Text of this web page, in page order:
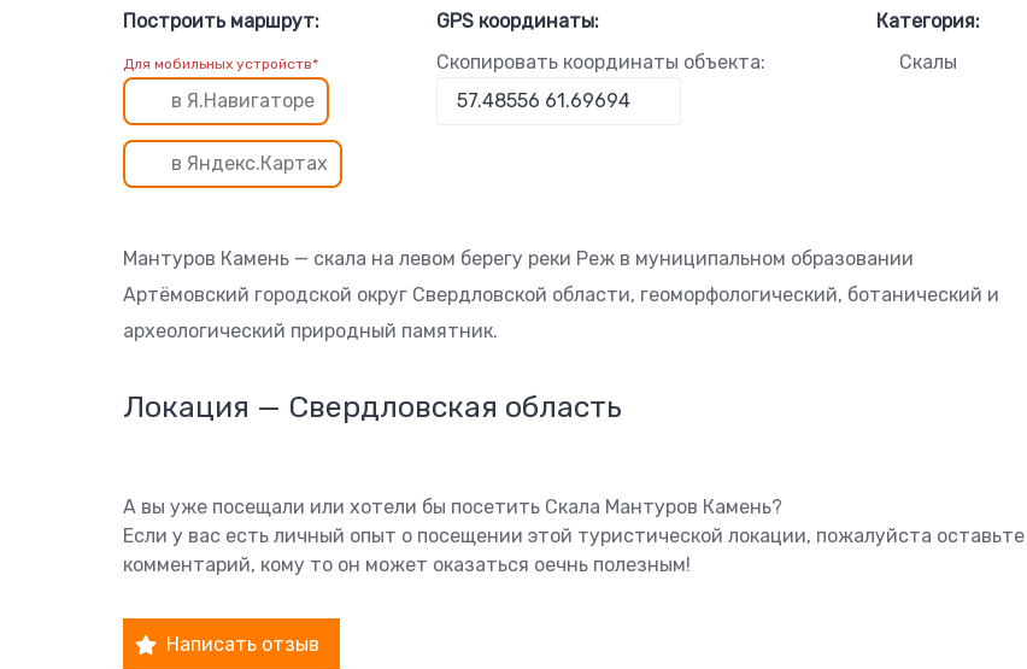
Построить маршрут:
Для мобильных устройств*
в Я.Навигаторе
в Яндекс.Картах
GPS координаты:
Скопировать координаты объекта:
Категория:
Скалы
Мантуров Камень — скала на левом берегу реки Реж в муниципальном образовании
Артёмовский городской округ Свердловской области, геоморфологический, ботанический и
археологический природный памятник.
Локация — Свердловская область
А вы уже посещали или хотели бы посетить Скала Мантуров Камень?
Если у вас есть личный опыт о посещении этой туристической локации, пожалуйста оставьте
комментарий, кому то он может оказаться оечнь полезным!
Написать отзыв